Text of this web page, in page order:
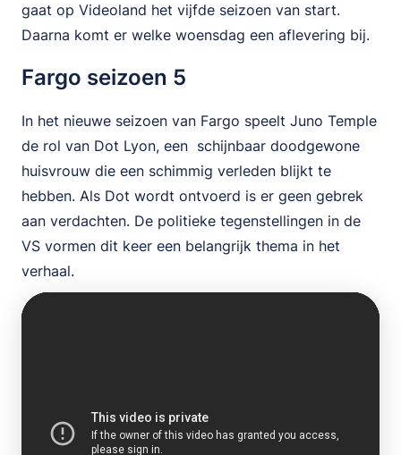
gaat op Videoland het vijfde seizoen van start.
Daarna komt er welke woensdag een aflevering bij.
Fargo seizoen 5
In het nieuwe seizoen van Fargo speelt Juno Temple
de rol van Dot Lyon, een schijnbaar doodgewone
huisvrouw die een schimmig verleden blijkt te
hebben. Als Dot wordt ontvoerd is er geen gebrek
aan verdachten. De politieke tegenstellingen in de
VS vormen dit keer een belangrijk thema in het
verhaal.